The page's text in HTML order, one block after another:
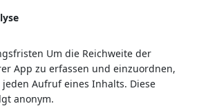
Um die Reichweite der
App zu erfassen und einzuordnen,
Aufruf eines Inhalts. Diese
anonym.